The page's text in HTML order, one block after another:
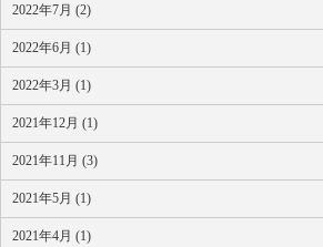
2022年7月 (2)
2022年6月 (1)
2022年3月 (1)
2021年12月 (1)
2021年11月 (3)
2021年5月 (1)
2021年4月 (1)